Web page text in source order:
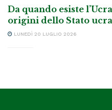
Da quando esiste
origini dello Stato
LUNEDÌ 20 LUGLIO 2026